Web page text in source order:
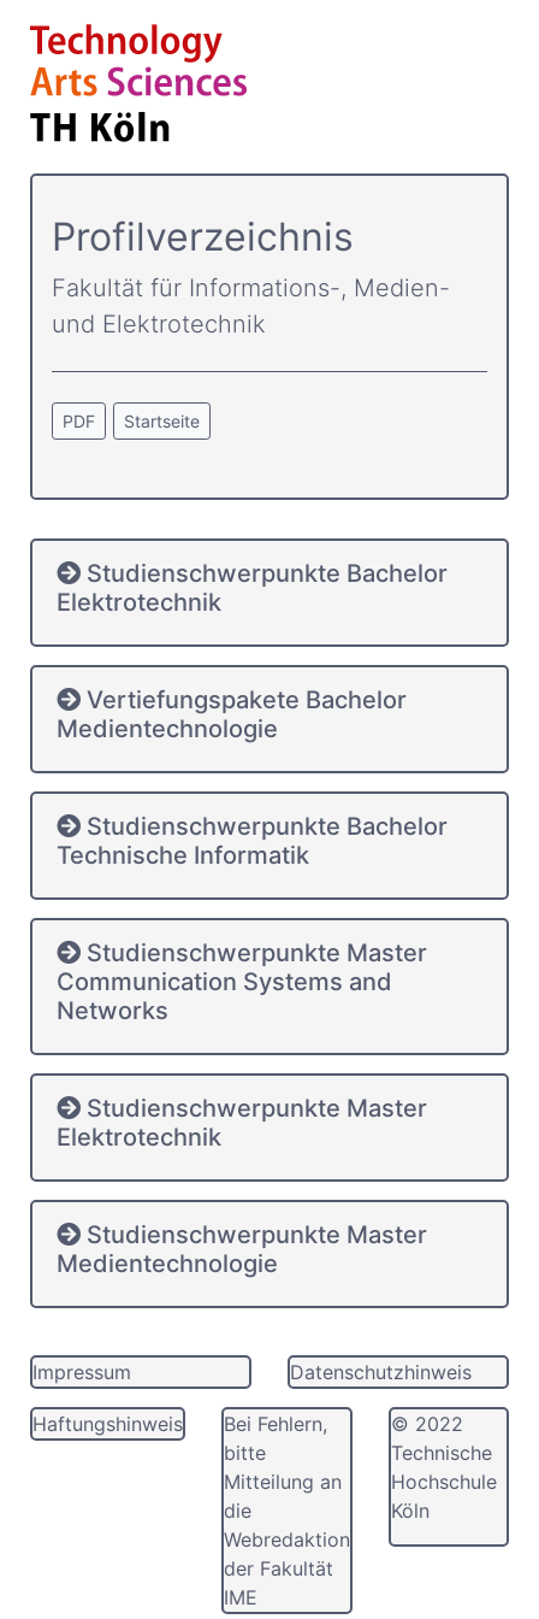
Profilverzeichnis
Fakultät für Informations-, Medien-
und Elektrotechnik
PDF Startseite
Studienschwerpunkte Bachelor
Elektrotechnik
Vertiefungspakete Bachelor
Medientechnologie
Studienschwerpunkte Bachelor
Technische Informatik
Studienschwerpunkte Master
Communication Systems and
Networks
Studienschwerpunkte Master
Elektrotechnik
Studienschwerpunkte Master
Medientechnologie
Impressum Datenschutzhinweis
Haftungshinweis
Bei Fehlern,
bitte
Mitteilung an
die
Webredaktion
der Fakultät
IME
© 2022
Technische
Hochschule
Köln